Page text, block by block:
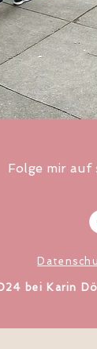
Folge mir auf
bei Karin